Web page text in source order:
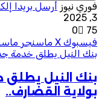
فوري نيوز أرسل بريدا
3, 2025
0
75
فيسبوك ‫X ماسنجر
بنك النيل يطلق خدمة
بنك النيل يطلق
بولاية القضارف..